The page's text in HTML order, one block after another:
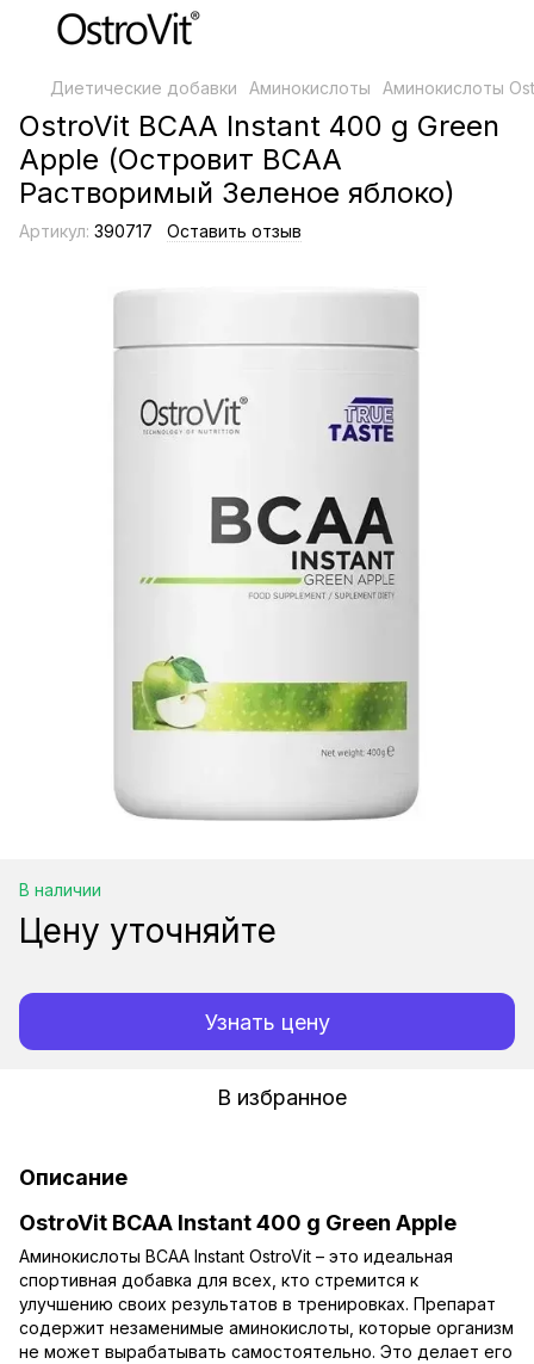
Диетические добавки Аминокислоты Аминокислоты
OstroVit BCAA Instant 400 g Green
Apple (Островит ВСАА
Растворимый Зеленое яблоко)
Артикул: 390717 Оставить отзыв
В наличии
Цену уточняйте
Узнать цену
В избранное
Описание
OstroVit BCAA Instant 400 g Green Apple
Аминокислоты BCAA Instant OstroVit – это идеальная
спортивная добавка для всех, кто стремится к
улучшению своих результатов в тренировках. Препарат
содержит незаменимые аминокислоты, которые организм
не может вырабатывать самостоятельно. Это делает его